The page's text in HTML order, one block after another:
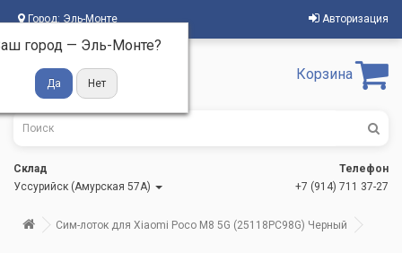
Город: Эль-Монте
город — Эль-Монте?
Авторизация
Корзина
Склад
Уссурийск (Амурская 57А)
Телефон
+7 (914) 711 37-27
Сим-лоток для Xiaomi Poco M8 5G (25118PC98G) Черный